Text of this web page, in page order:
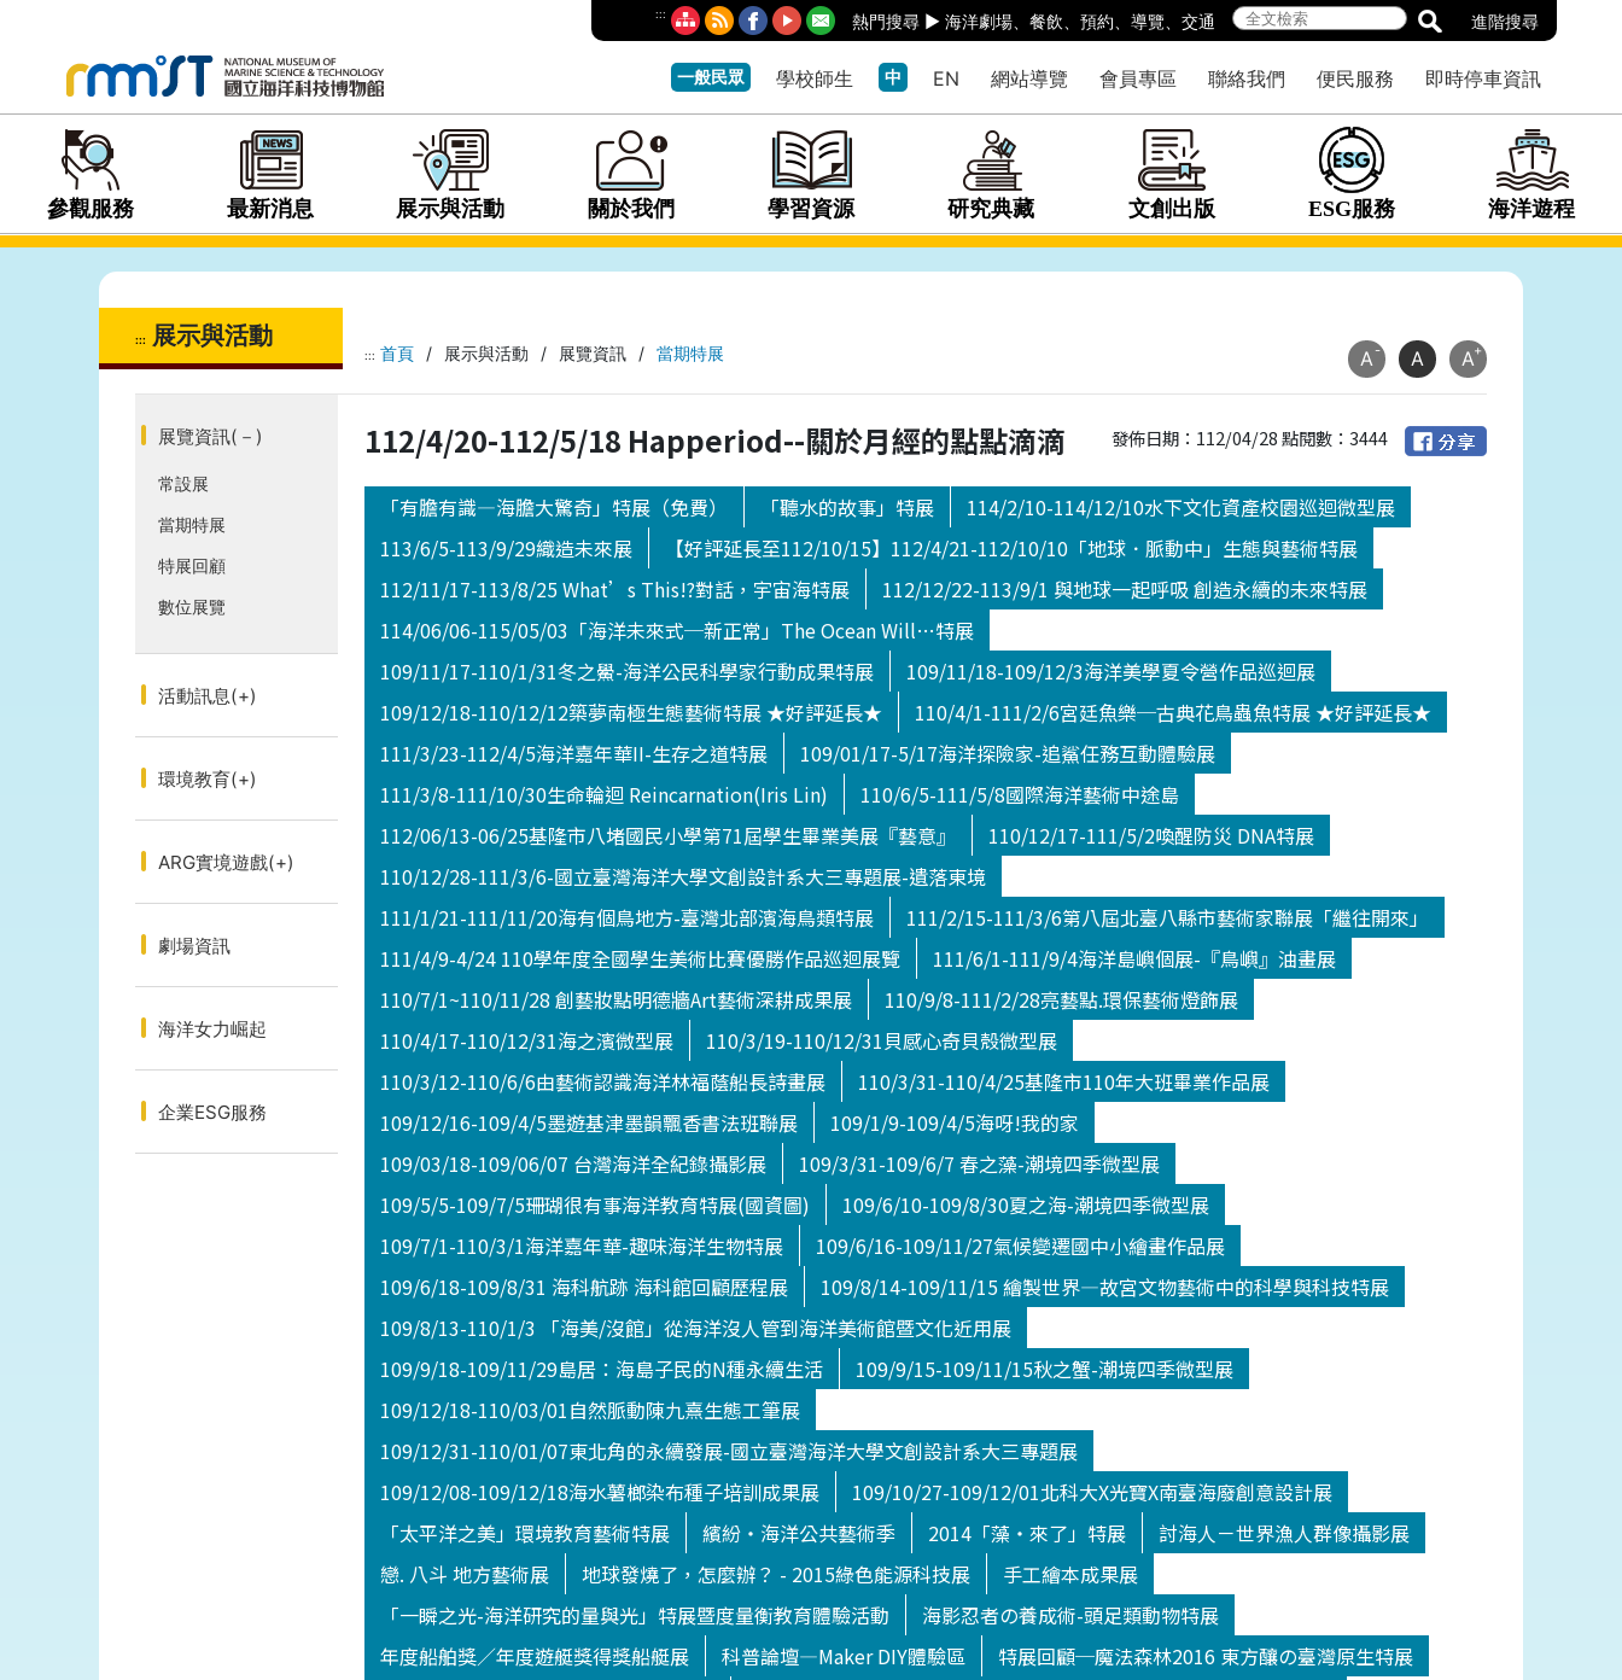
::: 熱門搜尋 ► 海洋劇場、 餐飲 預約 導覽 交通 進階搜尋
一般民眾 學校師生 中 EN 網站導覽 會員專區 聯絡我們 便民服務 即時停車資訊
參觀服務 最新消息 展示與活動 關於我們 學習資源 研究典藏 文創出版 ESG服務 海洋遊程
::: 展示與活動
展覽資訊(－)
常設展
當期特展
特展回顧
數位展覽
活動訊息(+)
環境教育(+)
ARG實境遊戲(+)
劇場資訊
海洋女力崛起
企業ESG服務
::: 首頁 / 展示與活動 / 展覽資訊 / 當期特展 A- A A+
112/4/20-112/5/18 Happeriod--關於月經的點點滴滴 發佈日期：112/04/28 點閱數：3444
「有膽有識—海膽大驚奇」特展（免費） 「聽水的故事」特展
114/2/10-114/12/10水下文化資產校園巡迴微型展
113/6/5-113/9/29織造未來展
【好評延長至112/10/15】112/4/21-112/10/10「地球．脈動中」生態與藝術特展
112/11/17-113/8/25 What’s This!?對話，宇宙海特展
112/12/22-113/9/1 與地球一起呼吸 創造永續的未來特展
114/06/06-115/05/03「海洋未來式─新正常」The Ocean Will…特展
109/11/17-110/1/31冬之鱟-海洋公民科學家行動成果特展
109/11/18-109/12/3海洋美學夏令營作品巡迴展
109/12/18-110/12/12築夢南極生態藝術特展 ★好評延長★
110/4/1-111/2/6宮廷魚樂─古典花鳥蟲魚特展 ★好評延長★
111/3/23-112/4/5海洋嘉年華II-生存之道特展
109/01/17-5/17海洋探險家-追鯊任務互動體驗展
111/3/8-111/10/30生命輪迴 Reincarnation(Iris Lin)
110/6/5-111/5/8國際海洋藝術中途島
112/06/13-06/25基隆市八堵國民小學第71屆學生畢業美展『藝意』
110/12/17-111/5/2喚醒防災 DNA特展
110/12/28-111/3/6-國立臺灣海洋大學文創設計系大三專題展-遺落東境
111/1/21-111/11/20海有個鳥地方-臺灣北部濱海鳥類特展
111/2/15-111/3/6第八屆北臺八縣市藝術家聯展「繼往開來」
111/4/9-4/24 110學年度全國學生美術比賽優勝作品巡迴展覽
111/6/1-111/9/4海洋島嶼個展-『鳥嶼』油畫展
110/7/1~110/11/28 創藝妝點明德牆Art藝術深耕成果展
110/9/8-111/2/28亮藝點.環保藝術燈飾展
110/4/17-110/12/31海之濱微型展
110/3/19-110/12/31貝感心奇貝殼微型展
110/3/12-110/6/6由藝術認識海洋林福蔭船長詩畫展
110/3/31-110/4/25基隆市110年大班畢業作品展
109/12/16-109/4/5墨遊基津墨韻飄香書法班聯展
109/1/9-109/4/5海呀!我的家
109/03/18-109/06/07 台灣海洋全紀錄攝影展
109/3/31-109/6/7 春之藻-潮境四季微型展
109/5/5-109/7/5珊瑚很有事海洋教育特展(國資圖)
109/6/10-109/8/30夏之海-潮境四季微型展
109/7/1-110/3/1海洋嘉年華-趣味海洋生物特展
109/6/16-109/11/27氣候變遷國中小繪畫作品展
109/6/18-109/8/31 海科航跡 海科館回顧歷程展
109/8/14-109/11/15 繪製世界—故宮文物藝術中的科學與科技特展
109/8/13-110/1/3 「海美/沒館」從海洋沒人管到海洋美術館暨文化近用展
109/9/18-109/11/29島居：海島子民的N種永續生活
109/9/15-109/11/15秋之蟹-潮境四季微型展
109/12/18-110/03/01自然脈動陳九熹生態工筆展
109/12/31-110/01/07東北角的永續發展-國立臺灣海洋大學文創設計系大三專題展
109/12/08-109/12/18海水薯榔染布種子培訓成果展
109/10/27-109/12/01北科大X光寶X南臺海廢創意設計展
「太平洋之美」環境教育藝術特展
繽紛‧海洋公共藝術季 2014「藻‧來了」特展
討海人－世界漁人群像攝影展
戀. 八斗 地方藝術展
地球發燒了，怎麼辦？ - 2015綠色能源科技展
手工繪本成果展
「一瞬之光-海洋研究的量與光」特展暨度量衡教育體驗活動
海影忍者の養成術-頭足類動物特展
年度船舶獎／年度遊艇獎得獎船艇展
科普論壇—Maker DIY體驗區
特展回顧─魔法森林2016 東方釀の臺灣原生特展